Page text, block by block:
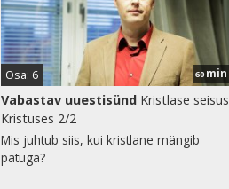
60 min
Osa: 6
Vabastav uuestisünd Kristlase seisus
Kristuses 2/2
Mis juhtub siis, kui kristlane mängib
patuga?